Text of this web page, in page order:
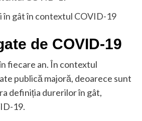
în gât în contextul COVID-19
de COVID-19
fiecare an. În contextul
publică majoră, deoarece sunt
definiția durerilor în gât,
19.